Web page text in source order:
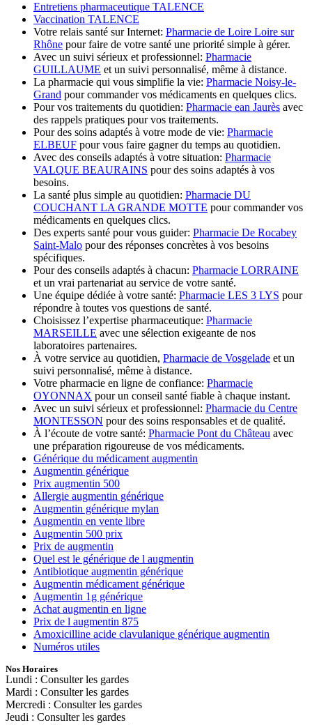
Entretiens pharmaceutique TALENCE
Vaccination TALENCE
Votre relais santé sur Internet: Pharmacie de Loire Loire sur
Rhône pour faire de votre santé une priorité simple à gérer.
Avec un suivi sérieux et professionnel: Pharmacie
GUILLAUME et un suivi personnalisé, même à distance.
La pharmacie qui vous simplifie la vie: Pharmacie Noisy-le-
Grand pour commander vos médicaments en quelques clics.
Pour vos traitements du quotidien: Pharmacie ean Jaurès avec
des rappels pratiques pour vos traitements.
Pour des soins adaptés à votre mode de vie: Pharmacie
ELBEUF pour vous faire gagner du temps au quotidien.
Avec des conseils adaptés à votre situation: Pharmacie
VALQUE BEAURAINS pour des soins adaptés à vos
besoins.
La santé plus simple au quotidien: Pharmacie DU
COUCHANT LA GRANDE MOTTE pour commander vos
médicaments en quelques clics.
Des experts santé pour vous guider: Pharmacie De Rocabey
Saint-Malo pour des réponses concrètes à vos besoins
spécifiques.
Pour des conseils adaptés à chacun: Pharmacie LORRAINE
et un vrai partenariat au service de votre santé.
Une équipe dédiée à votre santé: Pharmacie LES 3 LYS pour
répondre à toutes vos questions de santé.
Choisissez l’expertise pharmaceutique: Pharmacie
MARSEILLE avec une sélection exigeante de nos
laboratoires partenaires.
À votre service au quotidien, Pharmacie de Vosgelade et un
suivi personnalisé, même à distance.
Votre pharmacie en ligne de confiance: Pharmacie
OYONNAX pour un conseil santé fiable à chaque instant.
Avec un suivi sérieux et professionnel: Pharmacie du Centre
MONTESSON pour des soins responsables et de qualité.
À l’écoute de votre santé: Pharmacie Pont du Château avec
une préparation rigoureuse de vos médicaments.
Générique du médicament augmentin
Augmentin générique
Prix augmentin 500
Allergie augmentin générique
Augmentin générique mylan
Augmentin en vente libre
Augmentin 500 prix
Prix de augmentin
Quel est le générique de l augmentin
Antibiotique augmentin générique
Augmentin médicament générique
Augmentin 1g générique
Achat augmentin en ligne
Prix de l augmentin 875
Amoxicilline acide clavulanique générique augmentin
Numéros utiles
Nos Horaires
Lundi : Consulter les gardes
Mardi : Consulter les gardes
Mercredi : Consulter les gardes
Jeudi : Consulter les gardes